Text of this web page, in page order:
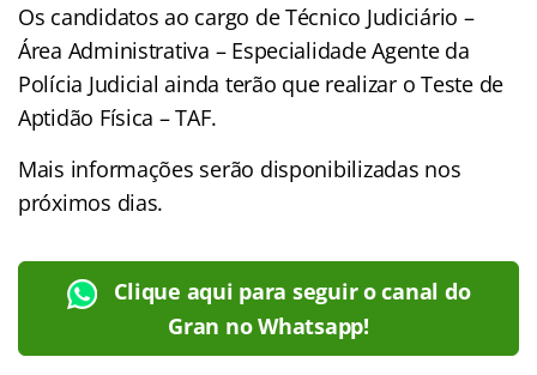
Os candidatos ao cargo de Técnico Judiciário –
Área Administrativa – Especialidade Agente da
Polícia Judicial ainda terão que realizar o Teste de
Aptidão Física – TAF.
Mais informações serão disponibilizadas nos
próximos dias.
Clique aqui para seguir o canal do
Gran no Whatsapp!